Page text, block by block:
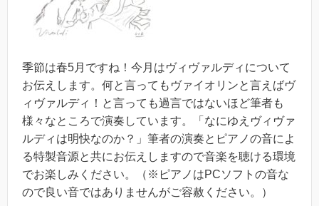
季節は春5月ですね！今月はヴィヴァルディについて
お伝えします。何と言ってもヴァイオリンと言えばヴ
ィヴァルディ！と言っても過言ではないほど筆者も
様々なところで演奏しています。「なにゆえヴィヴァ
ルディは明快なのか？」筆者の演奏とピアノの音によ
る特製音源と共にお伝えしますので音楽を聴ける環境
でお楽しみください。（※ピアノはPCソフトの音な
ので良い音ではありませんがご容赦ください。）